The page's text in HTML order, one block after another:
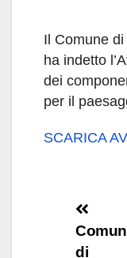
Il Comune
ha indetto
dei
per il
SCARICA
articoli
di